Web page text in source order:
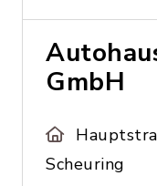
GmbH
Scheuring